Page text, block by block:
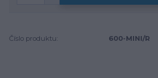
Číslo produktu: 600-MINI/R